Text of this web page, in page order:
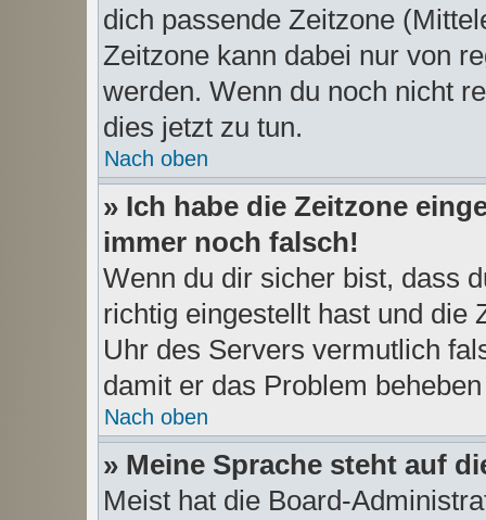
dich passende Zeitzone
Zeitzone kann dabei nur von
werden. Wenn du noch nicht
dies jetzt zu tun.
Nach oben
» Ich habe die Zeitzone
immer noch falsch!
Wenn du dir sicher bist, dass
richtig eingestellt hast und die
Uhr des Servers vermutlich
damit er das Problem
Nach oben
» Meine Sprache steht auf
Meist hat die Board-